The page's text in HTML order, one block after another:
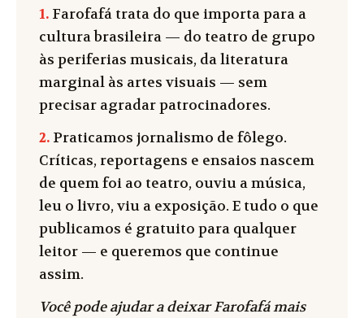
1. Farofafá trata do que importa para a
cultura brasileira — do teatro de grupo
às periferias musicais, da literatura
marginal às artes visuais — sem
precisar agradar patrocinadores.
2. Praticamos jornalismo de fôlego.
Críticas, reportagens e ensaios nascem
de quem foi ao teatro, ouviu a música,
leu o livro, viu a exposição. E tudo o que
publicamos é gratuito para qualquer
leitor — e queremos que continue
assim.
Você pode ajudar a deixar Farofafá mais